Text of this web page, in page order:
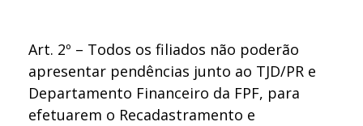
Art. 2º – Todos os filiados não poderão
apresentar pendências junto ao TJD/PR e
Departamento Financeiro da FPF, para
efetuarem o Recadastramento e